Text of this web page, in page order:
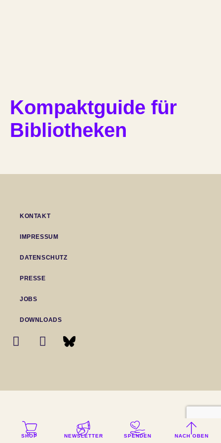
SHOP NEWSLETTER SPENDEN NACH OBEN
Kompaktguide für
Bibliotheken
KONTAKT
IMPRESSUM
DATENSCHUTZ
PRESSE
JOBS
DOWNLOADS